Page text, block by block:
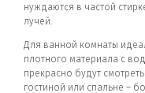
нуждаются в частой
лучей.
Для ванной комнаты
плотного материала с
прекрасно будут
гостиной или спальне –